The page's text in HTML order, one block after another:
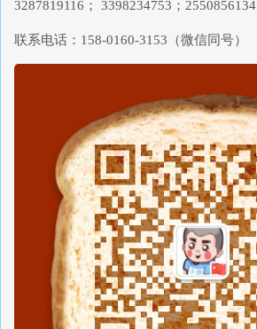
3287819116； 3398234753；2550856134
联系电话：158-0160-3153（微信同号）